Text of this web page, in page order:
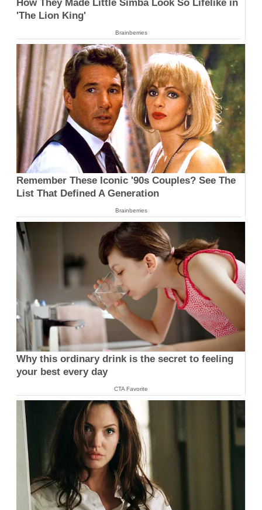
How They Made Little Simba Look So Lifelike in
'The Lion King'
Brainberries
Remember These Iconic '90s Couples? See The
List That Defined A Generation
Brainberries
Why this ordinary drink is the secret to feeling
your best every day
CTA Favorite